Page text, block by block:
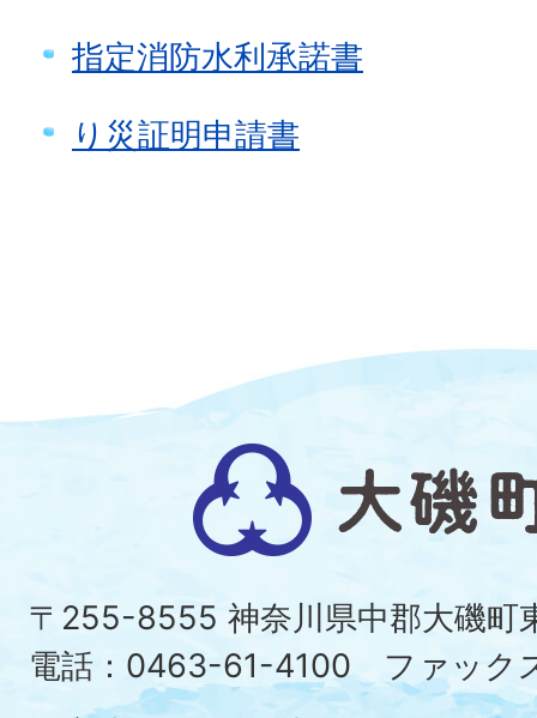
指定消防水利承諾書
り災証明申請書
大
磯
町
〒255-8555 神奈川県中郡大磯
電話：0463-61-4100 ファック